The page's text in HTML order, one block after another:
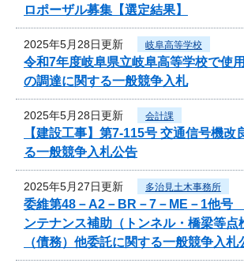
ロポーザル募集【選定結果】
2025年5月28日更新 岐阜高等学校
令和7年度岐阜県立岐阜高等学校で使
の調達に関する一般競争入札
2025年5月28日更新 会計課
【建設工事】第7-115号 交通信号機改
る一般競争入札公告
2025年5月27日更新 多治見土木事務所
委維第48－A2－BR－7－ME－1他
ンテナンス補助（トンネル・橋梁等点
（債務）他委託に関する一般競争入札